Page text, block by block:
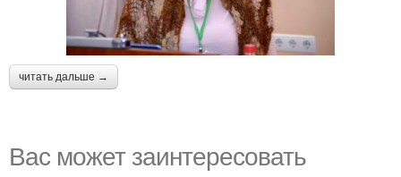
читать дальше →
Вас может заинтересовать